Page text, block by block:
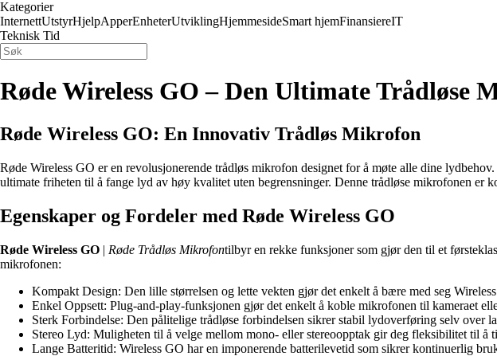
Kategorier
InternettUtstyrHjelpApperEnheterUtviklingHjemmesideSmart hjemFinansiereIT
Teknisk Tid
Røde Wireless GO – Den Ultimate Trådløse
Røde Wireless GO: En Innovativ Trådløs Mikrofon
Røde Wireless GO er en revolusjonerende trådløs mikrofon designet for å møte alle dine
ultimate friheten til å fange lyd av høy kvalitet uten begrensninger. Denne trådløse mikrofonen
Egenskaper og Fordeler med Røde Wireless GO
Røde Wireless GO | Røde Trådløs Mikrofontilbyr en rekke funksjoner som gjør den til et
mikrofonen:
Kompakt Design: Den lille størrelsen og lette vekten gjør det enkelt å bære med seg
Enkel Oppsett: Plug-and-play-funksjonen gjør det enkelt å koble mikrofonen til kameraet
Sterk Forbindelse: Den pålitelige trådløse forbindelsen sikrer stabil lydoverføring selv over
Stereo Lyd: Muligheten til å velge mellom mono- eller stereoopptak gir deg fleksibilitet til å
Lange Batteritid: Wireless GO har en imponerende batterilevetid som sikrer kontinuerlig